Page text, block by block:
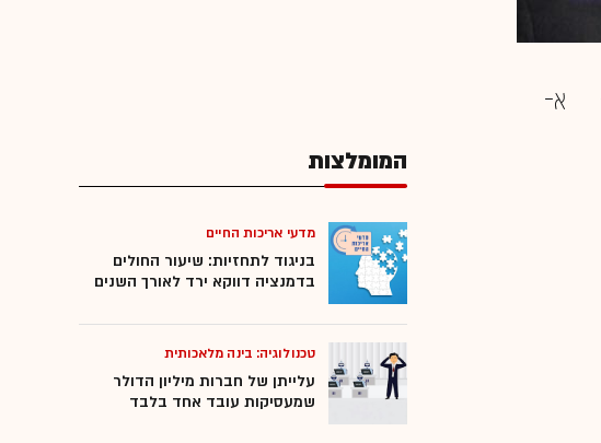
המומלצות
מדעי אריכות החיים
בניגוד לתחזיות: שיעור החולים
בדמנציה דווקא ירד לאורך השנים
טכנולוגיה: בינה מלאכותית
עלייתן של חברות מיליון הדולר
שמעסיקות עובד אחד בלבד